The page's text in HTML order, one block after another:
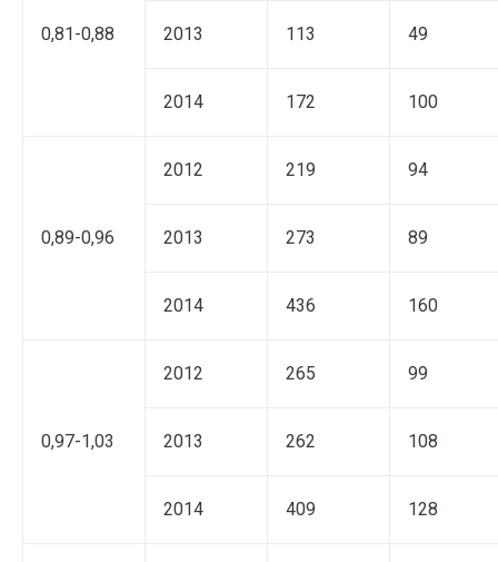
0,81-0,88 2013 113 49
2014 172 100
0,89-0,96
2012 219 94
2013 273 89
2014 436 160
0,97-1,03
2012 265 99
2013 262 108
2014 409 128